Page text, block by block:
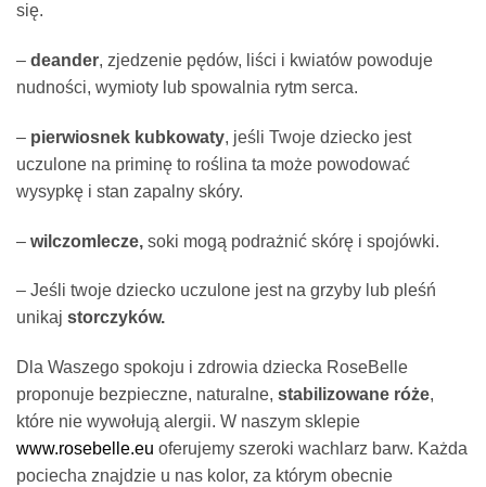
się.
– deander, zjedzenie pędów, liści i kwiatów powoduje
nudności, wymioty lub spowalnia rytm serca.
– pierwiosnek kubkowaty, jeśli Twoje dziecko jest
uczulone na priminę to roślina ta może powodować
wysypkę i stan zapalny skóry.
– wilczomlecze, soki mogą podrażnić skórę i spojówki.
– Jeśli twoje dziecko uczulone jest na grzyby lub pleśń
unikaj storczyków.
Dla Waszego spokoju i zdrowia dziecka RoseBelle
proponuje bezpieczne, naturalne, stabilizowane róże,
które nie wywołują alergii. W naszym sklepie
www.rosebelle.eu oferujemy szeroki wachlarz barw. Każda
pociecha znajdzie u nas kolor, za którym obecnie